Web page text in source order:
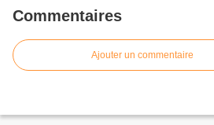
Commentaires
Ajouter un commentaire